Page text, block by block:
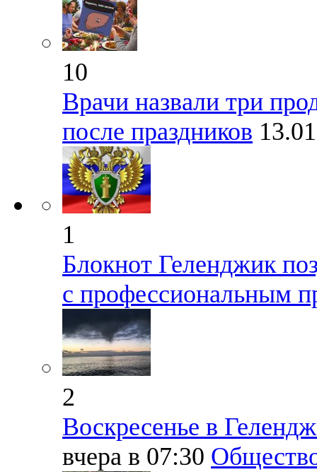
10
Врачи назвали три
после праздников
1
Блокнот Геленджик
с профессиональным
2
Воскресенье в
вчера в 07:30